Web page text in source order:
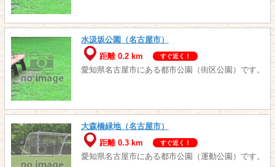
水汲坂公園（名古屋市）
距離 0.2 km
すぐ近く！
愛知県名古屋市にある都市公園（街区公園）です。
大森橋緑地（名古屋市）
距離 0.3 km
すぐ近く！
愛知県名古屋市にある都市公園（運動公園）です。